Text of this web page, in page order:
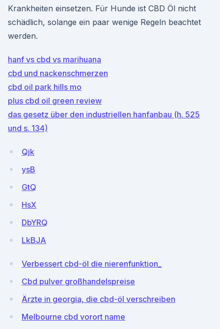
Krankheiten einsetzen. Für Hunde ist CBD Öl nicht
schädlich, solange ein paar wenige Regeln beachtet
werden.
hanf vs cbd vs marihuana
cbd und nackenschmerzen
cbd oil park hills mo
plus cbd oil green review
das gesetz über den industriellen hanfanbau (h. 525
und s. 134)
Qjk
ysB
GtQ
HsX
DbYRQ
LkBJA
Verbessert cbd-öl die nierenfunktion_
Cbd pulver großhandelspreise
Ärzte in georgia, die cbd-öl verschreiben
Melbourne cbd vorort name